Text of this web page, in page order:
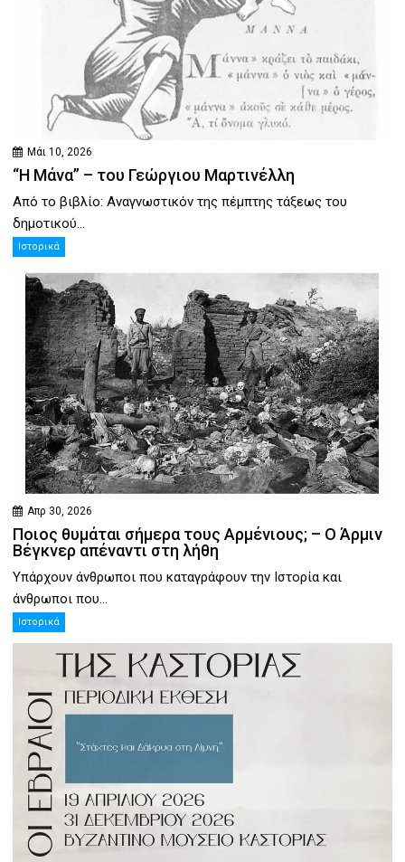
Μάι 10, 2026
“Η Μάνα” – του Γεώργιου Μαρτινέλλη
Από το βιβλίο: Αναγνωστικόν της πέμπτης τάξεως του
δημοτικού...
Ιστορικά
Απρ 30, 2026
Ποιος θυμάται σήμερα τους Αρμένιους; – Ο Άρμιν
Βέγκνερ απέναντι στη λήθη
Υπάρχουν άνθρωποι που καταγράφουν την Ιστορία και
άνθρωποι που...
Ιστορικά